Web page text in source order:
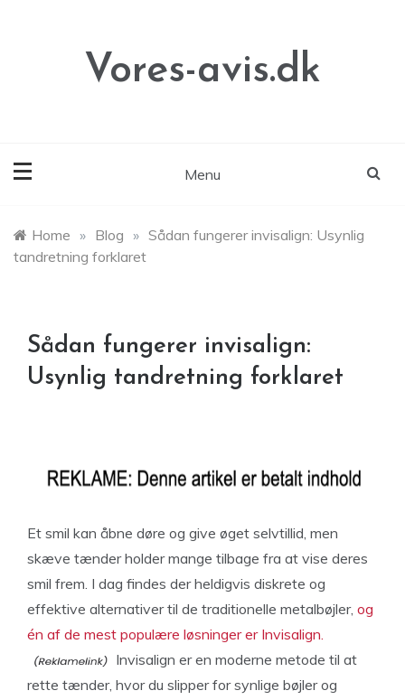
Vores-avis.dk
Menu
Home » Blog » Sådan fungerer invisalign: Usynlig
tandretning forklaret
Sådan fungerer invisalign:
Usynlig tandretning forklaret
Et smil kan åbne døre og give øget selvtillid, men
skæve tænder holder mange tilbage fra at vise deres
smil frem. I dag findes der heldigvis diskrete og
effektive alternativer til de traditionelle metalbøjler, og
én af de mest populære løsninger er Invisalign.
Invisalign er en moderne metode til at
rette tænder, hvor du slipper for synlige bøjler og